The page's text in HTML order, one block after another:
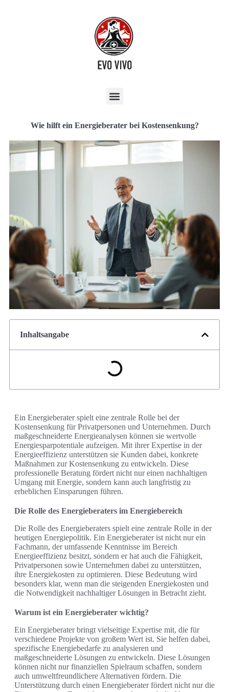
Wie hilft ein Energieberater bei Kostensenkung?
Inhaltsangabe
Ein Energieberater spielt eine zentrale Rolle bei der
Kostensenkung für Privatpersonen und Unternehmen. Durch
maßgeschneiderte Energieanalysen können sie wertvolle
Energiesparpotentiale aufzeigen. Mit ihrer Expertise in der
Energieeffizienz unterstützen sie Kunden dabei, konkrete
Maßnahmen zur Kostensenkung zu entwickeln. Diese
professionelle Beratung fördert nicht nur einen nachhaltigen
Umgang mit Energie, sondern kann auch langfristig zu
erheblichen Einsparungen führen.
Die Rolle des Energieberaters im Energiebereich
Die Rolle des Energieberaters spielt eine zentrale Rolle in der
heutigen Energiepolitik. Ein Energieberater ist nicht nur ein
Fachmann, der umfassende Kenntnisse im Bereich
Energieeffizienz besitzt, sondern er hat auch die Fähigkeit,
Privatpersonen sowie Unternehmen dabei zu unterstützen,
ihre Energiekosten zu optimieren. Diese Bedeutung wird
besonders klar, wenn man die steigenden Energiekosten und
die Notwendigkeit nachhaltiger Lösungen in Betracht zieht.
Warum ist ein Energieberater wichtig?
Ein Energieberater bringt vielseitige Expertise mit, die für
verschiedene Projekte von großem Wert ist. Sie helfen dabei,
spezifische Energiebedarfe zu analysieren und
maßgeschneiderte Lösungen zu entwickeln. Diese Lösungen
können nicht nur finanziellen Spielraum schaffen, sondern
auch umweltfreundlichere Alternativen fördern. Die
Unterstützung durch einen Energieberater fördert nicht nur die